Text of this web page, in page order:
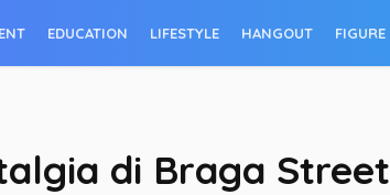
EDUCATION LIFESTYLE HANGOUT FIGURE
di Braga Street